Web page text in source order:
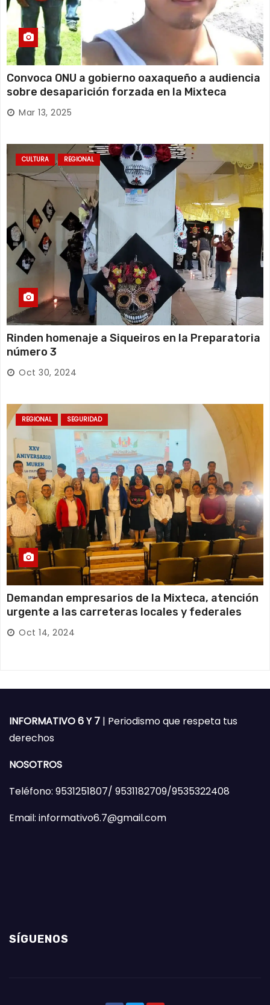
Convoca ONU a gobierno oaxaqueño a audiencia
sobre desaparición forzada en la Mixteca
Mar 13, 2025
CULTURA REGIONAL
Rinden homenaje a Siqueiros en la Preparatoria
número 3
Oct 30, 2024
REGIONAL SEGURIDAD
Demandan empresarios de la Mixteca, atención
urgente a las carreteras locales y federales
Oct 14, 2024
INFORMATIVO 6 Y 7 | Periodismo que respeta tus
derechos
NOSOTROS
Teléfono: 9531251807/ 9531182709/9535322408
Email: informativo6.7@gmail.com
SÍGUENOS